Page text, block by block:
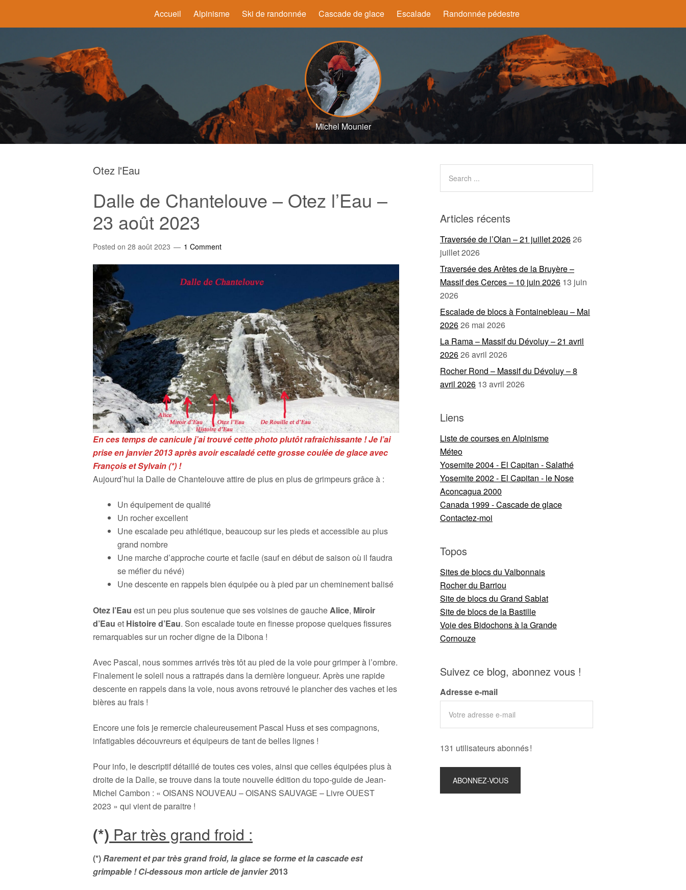
Accueil Alpinisme Ski de randonnée Cascade de glace Escalade Randonnée pédestre
Michel Mounier
Otez l'Eau
Dalle de Chantelouve – Otez l’Eau –
23 août 2023
Posted on 28 août 2023 1 Comment
En ces temps de canicule j’ai trouvé cette photo plutôt rafraichissante ! Je l’ai
prise en janvier 2013 aprèsavoir escaladécette grosse coulée de glace avec
François et Sylvain (*) !
Aujourd’hui la Dalle de Chantelouve attire de plus en plus de grimpeurs grâce à :
Un équipement de qualité
Un rocher excellent
Une escalade peu athlétique, beaucoup sur les pieds et accessible au plus
grand nombre
Une marche d’approche courte et facile (sauf en début de saison où il faudra
se méfier du névé)
Une descente en rappels bien équipée ou à pied par un cheminement balisé
Otez l’Eau est un peu plus soutenue que ses voisines de gaucheAlice, Miroir
d’Eau et Histoire d’Eau. Son escalade toute en finesse propose quelques fissures
remarquables sur un rocher digne de la Dibona !
Avec Pascal, nous sommes arrivés très tôt au pied de la voie pour grimper à l’ombre.
Finalement le soleil nous a rattrapés dans la dernière longueur. Après une rapide
descente en rappels dans la voie, nous avons retrouvé le plancher des vaches et les
bières au frais !
Encore une fois je remercie chaleureusement Pascal Huss et ses compagnons,
infatigables découvreurs et équipeurs de tant de belles lignes !
Pour info, le descriptif détaillé de toutes ces voies, ainsi que celles équipées plus à
droite de la Dalle, se trouve dans la toute nouvelle édition du topo-guide de Jean-
Michel Cambon : « OISANS NOUVEAU – OISANS SAUVAGE – Livre OUEST
2023 » qui vient de paraitre !
(*) Par très grand froid :
(*)Rarement et par très grand froid, la glace se forme et la cascade est
grimpable ! Ci-dessous mon article de janvier 2013
Articles récents
Traversée de l’Olan – 21 juillet 202626
juillet 2026
Traversée des Arêtes de la Bruyère –
Massif des Cerces – 10 juin 2026 13 juin
2026
Escalade de blocs à Fontainebleau – Mai
202626 mai 2026
La Rama – Massif du Dévoluy – 21 avril
202626 avril 2026
Rocher Rond – Massif du Dévoluy – 8
avril 2026 13 avril 2026
Liens
Liste de courses en Alpinisme
Méteo
Yosemite 2004 - El Capitan - Salathé
Yosemite 2002 - El Capitan - le Nose
Aconcagua 2000
Canada 1999 - Cascade de glace
Contactez-moi
Topos
Sites de blocs du Valbonnais
Rocher du Barriou
Site de blocs du Grand Sablat
Site de blocs de la Bastille
Voie des Bidochons à la Grande
Cornouze
Suivez ce blog, abonnez vous !
Adresse e-mail
131 utilisateurs abonnés !